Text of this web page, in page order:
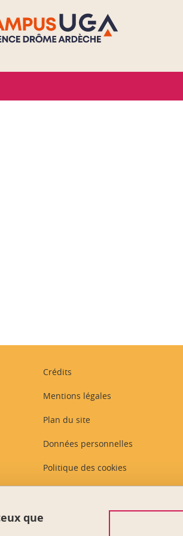
Crédits
Mentions légales
Plan du site
Données personnelles
Politique des cookies
Plans et contacts
que